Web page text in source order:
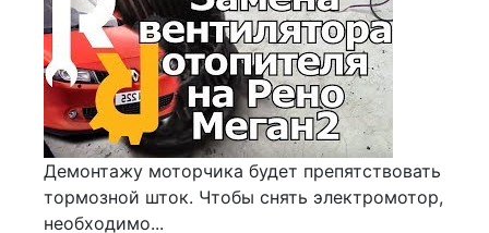
Демонтажу моторчика будет препятствовать
тормозной шток. Чтобы снять электромотор,
необходимо...